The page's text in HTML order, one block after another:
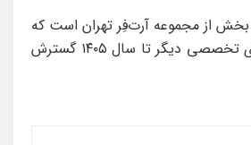
بخش از مجموعه آرت‌فِر تهران است که
در ادامه با رویدادهای تخصصی دیگر تا سال ۱۴۰۵ گسترش